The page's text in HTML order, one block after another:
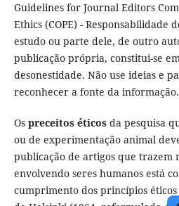
Guidelines for Journal Editors
Ethics (COPE) - Responsabilidade
estudo ou parte dele, de outro
publicação própria, constitui-se
desonestidade. Não use ideias e
reconhecer a fonte da informação.
Os preceitos éticosda pesquisa
ou de experimentação animal
publicação de artigos que trazem
envolvendo seres humanos está
cumprimento dos princípios